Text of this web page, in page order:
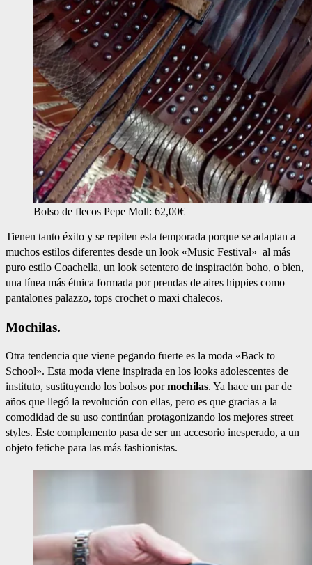
Bolso de flecos Pepe Moll: 62,00€
Tienen tanto éxito y se repiten esta temporada porque se adaptan a
muchos estilos diferentes desde un look «Music Festival» al más
puro estilo Coachella, un look setentero de inspiración boho, o bien,
una línea más étnica formada por prendas de aires hippies como
pantalones palazzo, tops crochet o maxi chalecos.
Mochilas.
Otra tendencia que viene pegando fuerte es la moda «Back to
School». Esta moda viene inspirada en los looks adolescentes de
instituto, sustituyendo los bolsos pormochilas. Ya hace un par de
años que llegó la revolución con ellas, pero es que gracias a la
comodidad de su uso continúan protagonizando los mejores street
styles. Este complemento pasa de ser un accesorio inesperado, a un
objeto fetiche para las más fashionistas.